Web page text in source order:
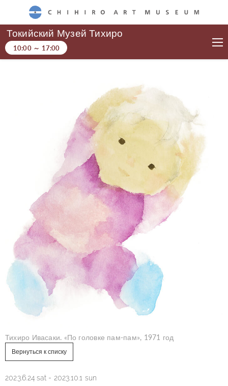
CHIHIRO ART MUSEUM
Токийский Музей Тихиро
10:00～ 17:00
Тихиро Ивасаки. «По головке пам-пам», 1971 год
Вернуться к списку
2023.6.24 sat - 2023.10.1 sun